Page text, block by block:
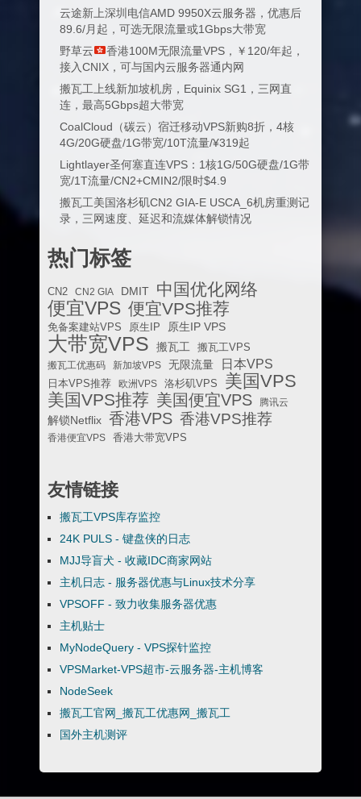
云途新上深圳电信AMD 9950X云服务器，优惠后
89.6/月起，可选无限流量或1Gbps大带宽
野草云
香港100M无限流量VPS，￥120/年起，
接入CNIX，可与国内云服务器通内网
搬瓦工上线新加坡机房，Equinix SG1，三网直
连，最高5Gbps超大带宽
CoalCloud（碳云）宿迁移动VPS新购8折，4核
4G/20G硬盘/1G带宽/10T流量/¥319起
Lightlayer圣何塞直连VPS：1核1G/50G硬盘/1G带
宽/1T流量/CN2+CMIN2/限时$4.9
搬瓦工美国洛杉矶CN2 GIA-E USCA_6机房重测记
录，三网速度、延迟和流媒体解锁情况
热门标签
CN2 CN2 GIA DMIT 中国优化网络
便宜VPS 便宜VPS推荐
免备案建站VPS 原生IP 原生IP VPS
大带宽VPS 搬瓦工
搬瓦工VPS
搬瓦工优惠码
新加坡VPS 无限流量 日本VPS
日本VPS推荐 欧洲VPS 洛杉矶VPS 美国VPS
美国VPS推荐 美国便宜VPS 腾讯云
解锁Netflix 香港VPS 香港VPS推荐
香港便宜VPS 香港大带宽VPS
友情链接
搬瓦工VPS库存监控
24K PULS - 键盘侠的日志
MJJ导盲犬 - 收藏IDC商家网站
主机日志 - 服务器优惠与Linux技术分享
VPSOFF - 致力收集服务器优惠
主机贴士
MyNodeQuery - VPS探针监控
VPSMarket-VPS超市-云服务器-主机博客
NodeSeek
搬瓦工官网_搬瓦工优惠网_搬瓦工
国外主机测评